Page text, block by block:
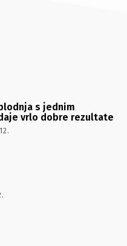
s jednim
vrlo dobre rezultate